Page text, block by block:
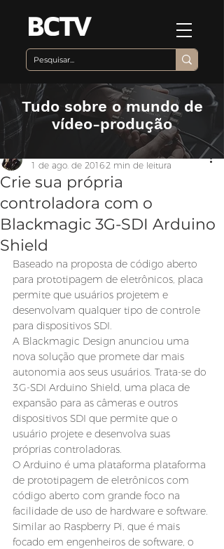
Crie sua própria
controladora com o
Blackmagic 3G-SDI Arduino
Shield
1 de ago. de 20162 min de leitura
Baseado na proposta de código aberto
para prototipagem de eletrônicos, placa
permite que usuários projetem e
desenvolvam qualquer tipo de controle
para dispositivos SDI.
A Blackmagic Design anunciou uma
nova solução que promete dar mais
autonomia aos seus usuários. Trata-se do
3G-SDI Arduino Shield, uma placa de
expansão para as câmeras e outros
dispositivos SDI que permite que o
usuário projete e desenvolva suas
próprias controladoras.
O Arduino é uma plataforma plataforma
de prototipagem de eletrônicos com
código aberto com grande foco na
facilidade de uso de hardware e software.
Similar ao Raspberry Pi, que é mais
focado em engenheiros de software, o
Tudo sobre o mundo de
vídeo-produção